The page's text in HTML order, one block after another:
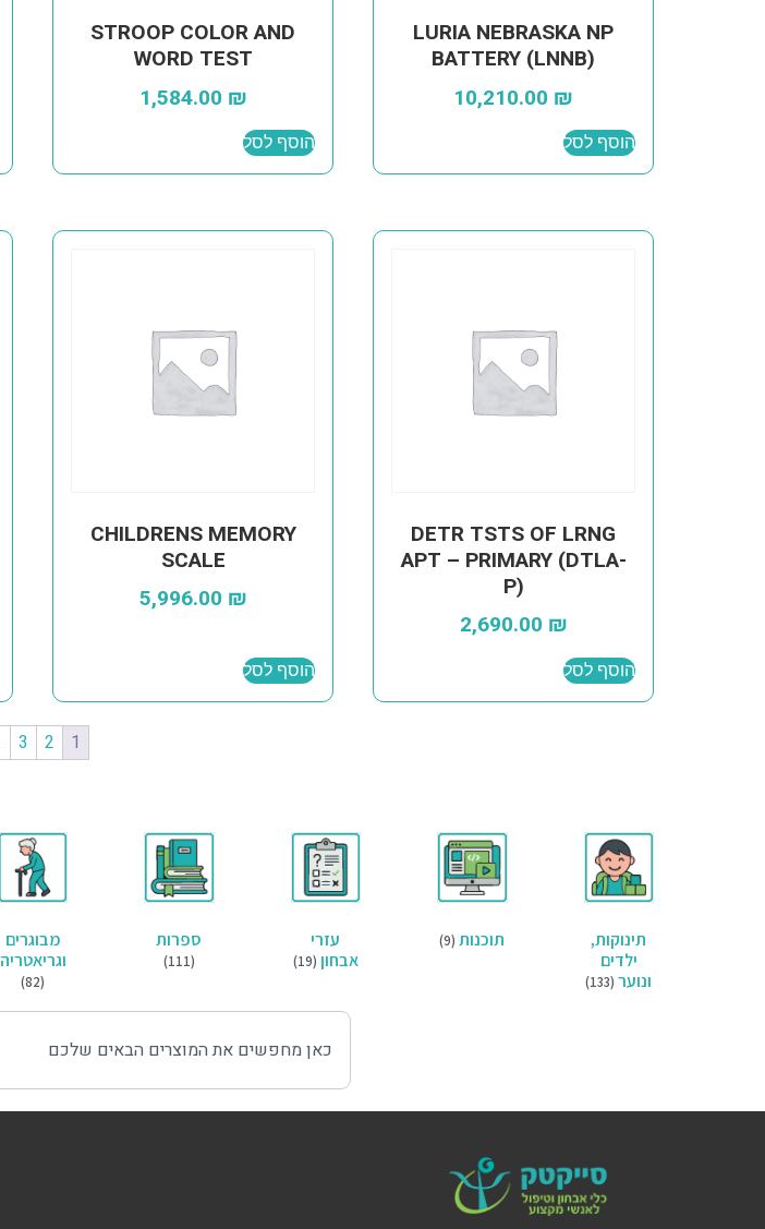
LURIA NEBRASKA NP
BATTERY (LNNB)
10,210.00 ₪
הוסף לסל
STROOP COLOR AND
WORD TEST
1,584.00 ₪
הוסף לסל
DETR TSTS OF LRNG
APT – PRIMARY (DTLA-
P)
2,690.00 ₪
הוסף לסל
CHILDRENS MEMORY
SCALE
5,996.00 ₪
הוסף לסל
1
2
3
תינוקות,
ילדים
ונוער (133)
תוכנות (9)
עזרי
אבחון (19)
ספרות
(111)
מבוגרים
וגריאטריה
(82)